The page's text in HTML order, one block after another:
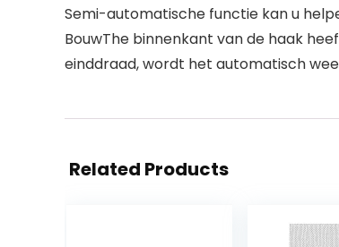
Semi-automatische functie kan u
BouwThe binnenkant van de haak
einddraad, wordt het automatisch
Related Products